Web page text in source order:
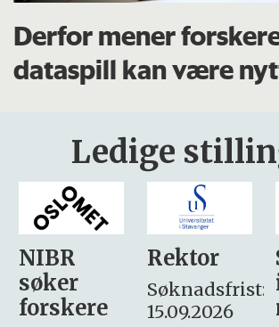
Derfor mener
dataspill kan være
Ledige
Rektor
Søknadsfrist:
15.09.2026
innen
miljøkjemi